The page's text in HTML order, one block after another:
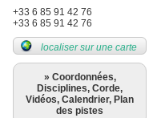
+33 6 85 91 42 76
+33 6 85 91 42 76
localiser sur une carte
» Coordonnées,
Disciplines, Corde,
Vidéos, Calendrier, Plan
des pistes